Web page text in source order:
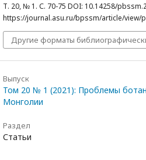
Т. 20, № 1. С. 70-75 DOI: 10.14258/
https://journal.asu.ru/bpssm/article/view/
Другие форматы
Выпуск
Том 20 № 1 (2021): Проблемы
Монголии
Раздел
Статьи